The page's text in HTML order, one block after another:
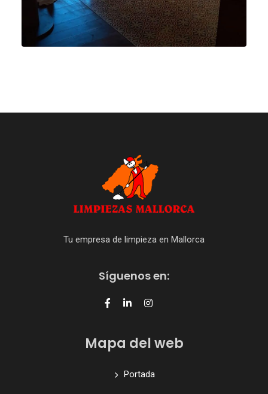
Tu empresa de limpieza en Mallorca
Síguenos en:
Mapa del web
Portada